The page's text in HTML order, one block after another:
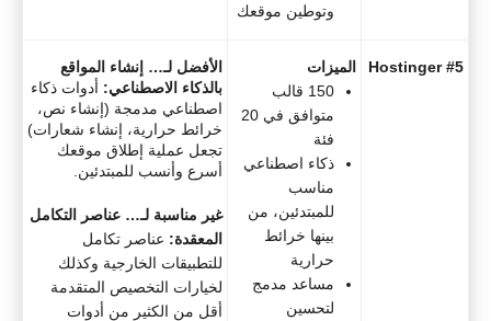
وتوطين موقعك
#5 Hostinger
الميزات
150 قالب
متوافق في 20
فئة
ذكاء اصطناعي
مناسب
للمبتدئين، من
بينها خرائط
حرارية
مساعد مدمج
لتحسين
الأفضل لـ… إنشاء المواقع
بالذكاء الاصطناعي: أدوات ذكاء
اصطناعي مدمجة (إنشاء نص،
خرائط حرارية، إنشاء شعارات)
تجعل عملية إطلاق موقعك
أسرع وأنسب للمبتدئين.
غير مناسبة لـ… عناصر التكامل
المعقدة: عناصر تكامل
للتطبيقات الخارجية وكذلك
لخيارات التخصيص المتقدمة
أقل من الكثير من أدوات